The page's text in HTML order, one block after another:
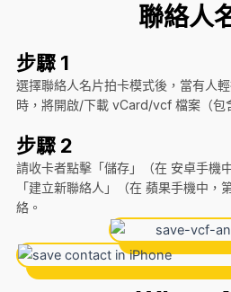
聯絡人
步驟 1
選擇聯絡人名片拍卡模式後，當有人
時，將開啟/下載 vCard/vcf 檔案（包
步驟 2
請收卡者點擊「儲存」（在 安卓手機
「建立新聯絡人」（在 蘋果手機中，
絡。